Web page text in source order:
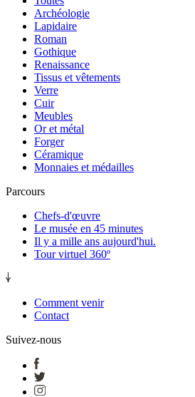
Archéologie
Lapidaire
Roman
Gothique
Renaissance
Tissus et vêtements
Verre
Cuir
Meubles
Or et métal
Forger
Céramique
Monnaies et médailles
Parcours
Chefs-d'œuvre
Le musée en 45 minutes
Il y a mille ans aujourd'hui.
Tour virtuel 360º
Comment venir
Contact
Suivez-nous